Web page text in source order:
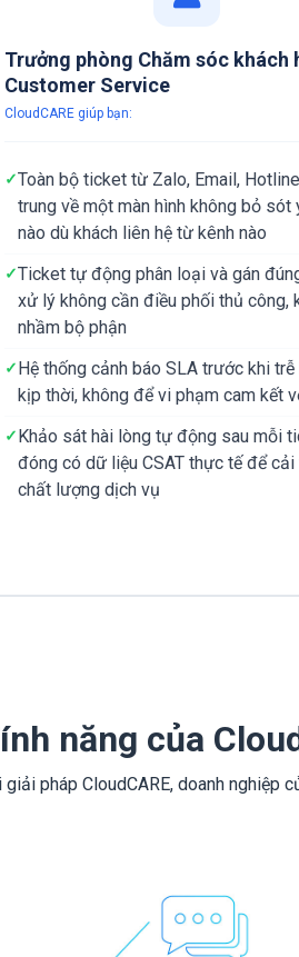
Trưởng phòng Chăm sóc khách
Customer Service
CloudCARE giúp bạn:
Toàn bộ ticket từ Zalo, Email,
trung về một màn hình không bỏ sót
nào dù khách liên hệ từ kênh nào
Ticket tự động phân loại và gán
xử lý không cần điều phối thủ công,
nhầm bộ phận
Hệ thống cảnh báo SLA trước khi
kịp thời, không để vi phạm cam kết
Khảo sát hài lòng tự động sau mỗi
đóng có dữ liệu CSAT thực tế để cải
chất lượng dịch vụ
năng của
giải pháp CloudCARE, doanh nghiệp